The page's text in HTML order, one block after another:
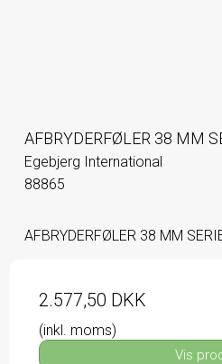
AFBRYDERFØLER 38 MM
Egebjerg International
88865
AFBRYDERFØLER 38 MM
2.577,50 DKK
(inkl. moms)
Vis